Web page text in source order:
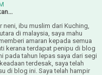
neni, ibu muslim dari Kuching,
di malaysia, saya mahu
amaran kepada semua
kerana terdapat penipu di blog
pada tahun lepas saya dari segi
terdesak, saya telah
di blog ini. Saya telah hampir